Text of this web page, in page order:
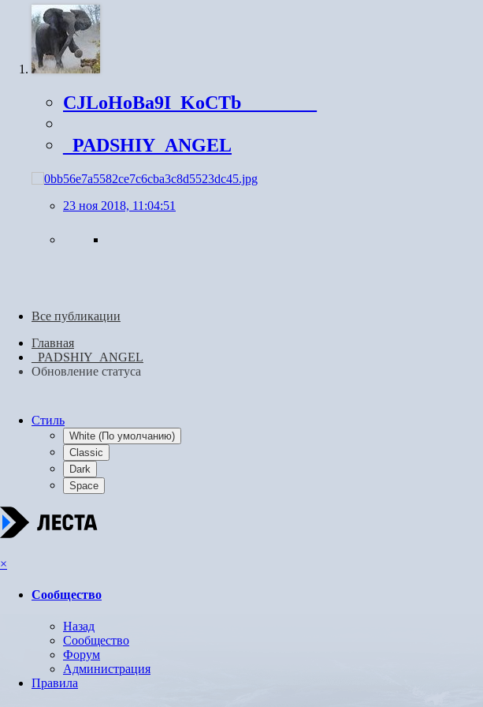
CJLoHoBa9I_KoCTb________
_PADSHIY_ANGEL
23 ноя 2018, 11:04:51
Все публикации
Главная
_PADSHIY_ANGEL
Обновление статуса
Стиль
White (По умолчанию)
Classic
Dark
Space
×
Сообщество
Назад
Сообщество
Форум
Администрация
Правила